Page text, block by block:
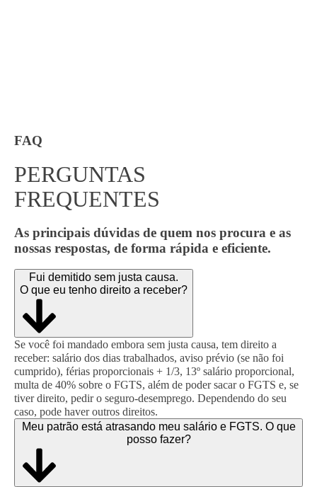
FAQ
PERGUNTAS
FREQUENTES
As principais dúvidas de quem nos procura e as
nossas respostas, de forma rápida e eficiente.
Fui demitido sem justa causa.
O que eu tenho direito a receber?
Se você foi mandado embora sem justa causa, tem direito a
receber: salário dos dias trabalhados, aviso prévio (se não foi
cumprido), férias proporcionais + 1/3, 13º salário proporcional,
multa de 40% sobre o FGTS, além de poder sacar o FGTS e, se
tiver direito, pedir o seguro-desemprego. Dependendo do seu
caso, pode haver outros direitos.
Meu patrão está atrasando meu salário e FGTS. O que
posso fazer?